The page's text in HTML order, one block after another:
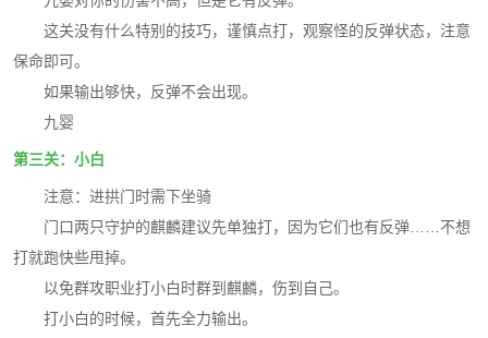
这关没有什么特别的技巧，谨慎点打，观察怪的反弹状态，注意
保命即可。
如果输出够快，反弹不会出现。
九婴
第三关：小白
注意：进拱门时需下坐骑
门口两只守护的麒麟建议先单独打，因为它们也有反弹……不想
打就跑快些甩掉。
以免群攻职业打小白时群到麒麟，伤到自己。
打小白的时候，首先全力输出。